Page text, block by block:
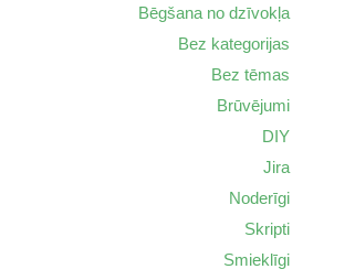
Bēgšana no dzīvokļa
Bez kategorijas
Bez tēmas
Brūvējumi
DIY
Jira
Noderīgi
Skripti
Smieklīgi